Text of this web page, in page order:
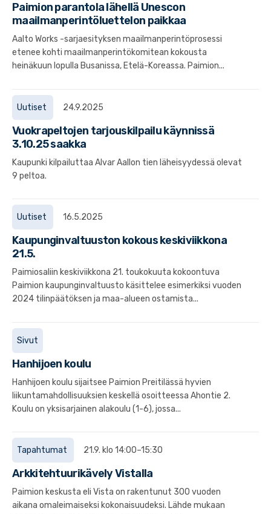
Paimion parantola lähellä Unescon
maailmanperintöluettelon paikkaa
Aalto Works -sarjaesityksen maailmanperintöprosessi
etenee kohti maailmanperintökomitean kokousta
heinäkuun lopulla Busanissa, Etelä-Koreassa. Paimion...
Uutiset 24.9.2025
Vuokrapeltojen tarjouskilpailu käynnissä
3.10.25 saakka
Kaupunki kilpailuttaa Alvar Aallon tien läheisyydessä olevat
9 peltoa.
Uutiset 16.5.2025
Kaupunginvaltuuston kokous keskiviikkona
21.5.
Paimiosaliin keskiviikkona 21. toukokuuta kokoontuva
Paimion kaupunginvaltuusto käsittelee esimerkiksi vuoden
2024 tilinpäätöksen ja maa-alueen ostamista...
Sivut
Hanhijoen koulu
Hanhijoen koulu sijaitsee Paimion Preitilässä hyvien
liikuntamahdollisuuksien keskellä osoitteessa Ahontie 2.
Koulu on yksisarjainen alakoulu (1-6), jossa...
Tapahtumat 21.9. klo 14:00–15:30
Arkkitehtuurikävely Vistalla
Paimion keskusta eli Vista on rakentunut 300 vuoden
aikana omaleimaiseksi kokonaisuudeksi. Lähde mukaan